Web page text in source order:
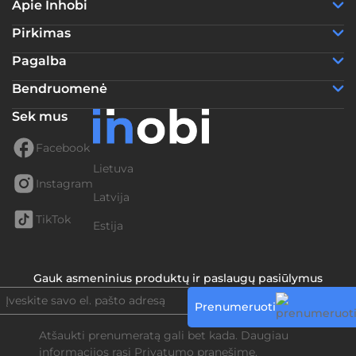
Apie Inhobi
Pirkimas
Pagalba
Bendruomenė
Sek mus
Facebook
Instagram
TikTok
Lietuva
Latvija
Estija
Gauk asmeninius produktų ir paslaugų pasiūlymus
Prenumeruoti
Atšaukti prenumeratą gali bet kada. Daugiau
informacijos rasi Privatumo pranešime.